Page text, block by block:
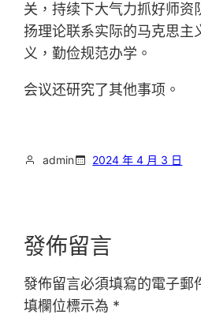
关，持续下大气力抓好师资
扬理论联系实际的马克思主
义，勤俭规范办学。
会议还研究了其他事项。
admin 2024 年 4 月 3 日
發佈留言
發佈留言必須填寫的電子郵
填欄位標示為 *